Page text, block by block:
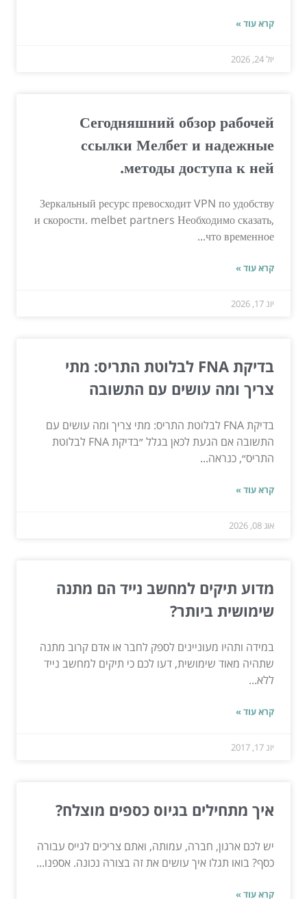
קרא עוד »
יול 24, 2026
Сегодняшний обзор рабочей
ссылки Мелбет и надежные
методы доступа к ней.
Зеркальный ресурс превосходит VPN по удобству
и скорости. melbet partners Необходимо сказать,
что временное...
קרא עוד »
יונ 17, 2026
בדיקת FNA לבלוטת התריס: מתי
צריך ומה עושים עם התשובה
בדיקת FNA לבלוטת התריס: מתי צריך ומה עושים עם
התשובה אם הגעת לכאן בגלל ״בדיקת FNA לבלוטת
התריס״, כנראה...
קרא עוד »
אוג 08, 2026
מדוע תיקים למחשב נייד הם מתנה
שימושית ביותר?
במידה ותהיו מעוניינים לספק לחבר או אדם קרוב מתנה
שתהיה מאוד שימושית, דעו לכם כי תיקים למחשב נייד
ללא...
קרא עוד »
יונ 17, 2017
איך מתחילים בגיוס כספים מוצלח?
יש לכם ארגון, חברה, עמותה, ואתם צריכים לגייס עבורה
כסף? בואו תגלו איך עושים את זה בצורה נכונה. אספנו...
קרא עוד »